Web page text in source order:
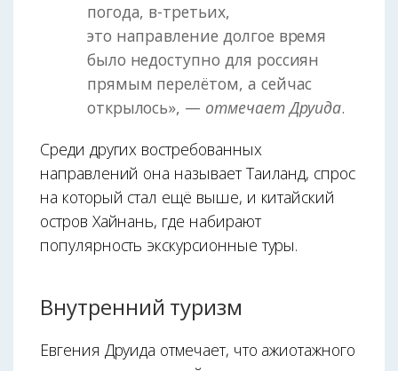
погода, в-третьих,
это направление долгое время
было недоступно для россиян
прямым перелётом, а сейчас
открылось», — отмечает Друида.
Среди других востребованных
направлений она называет Таиланд, спрос
на который стал ещё выше, и китайский
остров Хайнань, где набирают
популярность экскурсионные туры.
Внутренний туризм
Евгения Друида отмечает, что ажиотажного